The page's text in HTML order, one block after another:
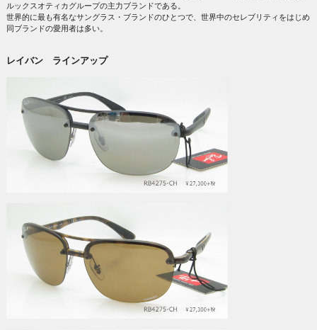
ルックスオティカグループの主力ブランドである。
世界的に最も有名なサングラス・ブランドのひとつで、世界中のセレブリティをはじめ
同ブランドの愛用者は多い。
レイバン ラインアップ